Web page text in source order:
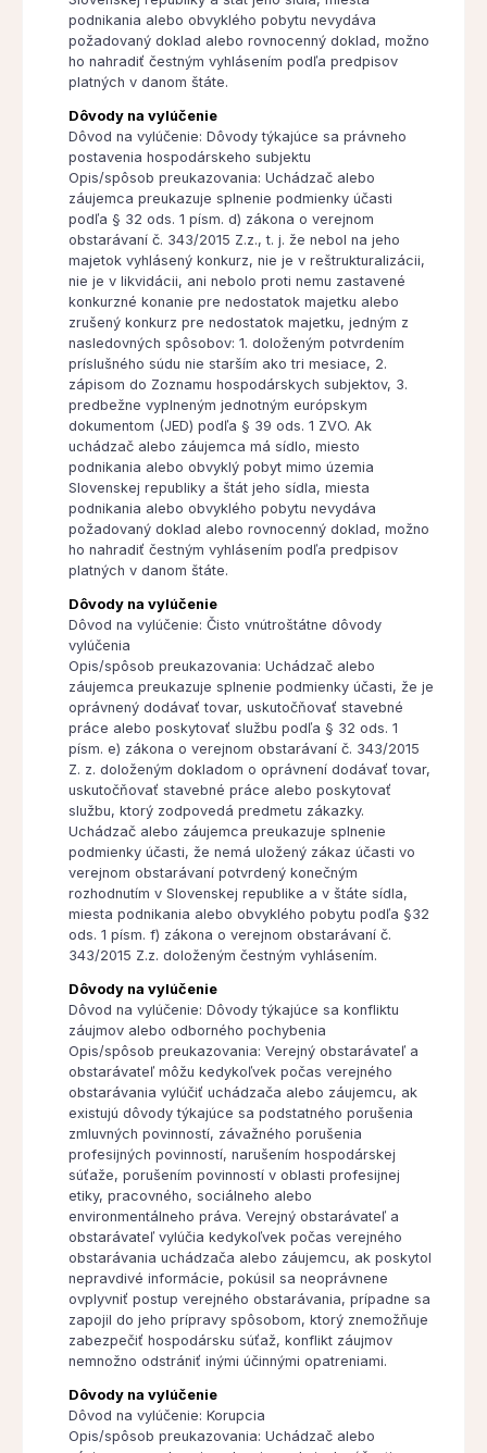
podnikania alebo obvyklého pobytu nevydáva
požadovaný doklad alebo rovnocenný doklad, možno
ho nahradiť čestným vyhlásením podľa predpisov
platných v danom štáte.
Dôvody na vylúčenie
Dôvod na vylúčenie: Dôvody týkajúce sa právneho
postavenia hospodárskeho subjektu
Opis/spôsob preukazovania: Uchádzač alebo
záujemca preukazuje splnenie podmienky účasti
podľa § 32 ods. 1 písm. d) zákona o verejnom
obstarávaní č. 343/2015 Z.z., t. j. že nebol na jeho
majetok vyhlásený konkurz, nie je v reštrukturalizácii,
nie je v likvidácii, ani nebolo proti nemu zastavené
konkurzné konanie pre nedostatok majetku alebo
zrušený konkurz pre nedostatok majetku, jedným z
nasledovných spôsobov: 1. doloženým potvrdením
príslušného súdu nie starším ako tri mesiace, 2.
zápisom do Zoznamu hospodárskych subjektov, 3.
predbežne vyplneným jednotným európskym
dokumentom (JED) podľa § 39 ods. 1 ZVO. Ak
uchádzač alebo záujemca má sídlo, miesto
podnikania alebo obvyklý pobyt mimo územia
Slovenskej republiky a štát jeho sídla, miesta
podnikania alebo obvyklého pobytu nevydáva
požadovaný doklad alebo rovnocenný doklad, možno
ho nahradiť čestným vyhlásením podľa predpisov
platných v danom štáte.
Dôvody na vylúčenie
Dôvod na vylúčenie: Čisto vnútroštátne dôvody
vylúčenia
Opis/spôsob preukazovania: Uchádzač alebo
záujemca preukazuje splnenie podmienky účasti, že je
oprávnený dodávať tovar, uskutočňovať stavebné
práce alebo poskytovať službu podľa § 32 ods. 1
písm. e) zákona o verejnom obstarávaní č. 343/2015
Z. z. doloženým dokladom o oprávnení dodávať tovar,
uskutočňovať stavebné práce alebo poskytovať
službu, ktorý zodpovedá predmetu zákazky.
Uchádzač alebo záujemca preukazuje splnenie
podmienky účasti, že nemá uložený zákaz účasti vo
verejnom obstarávaní potvrdený konečným
rozhodnutím v Slovenskej republike a v štáte sídla,
miesta podnikania alebo obvyklého pobytu podľa §32
ods. 1 písm. f) zákona o verejnom obstarávaní č.
343/2015 Z.z. doloženým čestným vyhlásením.
Dôvody na vylúčenie
Dôvod na vylúčenie: Dôvody týkajúce sa konfliktu
záujmov alebo odborného pochybenia
Opis/spôsob preukazovania: Verejný obstarávateľ a
obstarávateľ môžu kedykoľvek počas verejného
obstarávania vylúčiť uchádzača alebo záujemcu, ak
existujú dôvody týkajúce sa podstatného porušenia
zmluvných povinností, závažného porušenia
profesijných povinností, narušením hospodárskej
súťaže, porušením povinností v oblasti profesijnej
etiky, pracovného, sociálneho alebo
environmentálneho práva. Verejný obstarávateľ a
obstarávateľ vylúčia kedykoľvek počas verejného
obstarávania uchádzača alebo záujemcu, ak poskytol
nepravdivé informácie, pokúsil sa neoprávnene
ovplyvniť postup verejného obstarávania, prípadne sa
zapojil do jeho prípravy spôsobom, ktorý znemožňuje
zabezpečiť hospodársku súťaž, konflikt záujmov
nemnožno odstrániť inými účinnými opatreniami.
Dôvody na vylúčenie
Dôvod na vylúčenie: Korupcia
Opis/spôsob preukazovania: Uchádzač alebo